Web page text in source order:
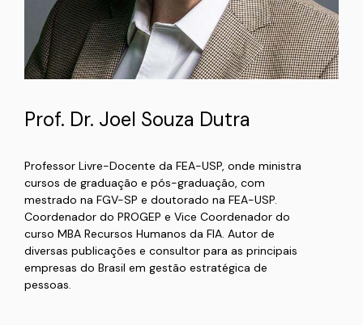
Prof. Dr. Joel Souza Dutra
Professor Livre-Docente da FEA-USP, onde ministra
cursos de graduação e pós-graduação, com
mestrado na FGV-SP e doutorado na FEA-USP.
Coordenador do PROGEP e Vice Coordenador do
curso MBA Recursos Humanos da FIA. Autor de
diversas publicações e consultor para as principais
empresas do Brasil em gestão estratégica de
pessoas.